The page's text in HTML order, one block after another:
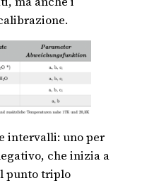
intervalli: uno per
che inizia a
punto triplo